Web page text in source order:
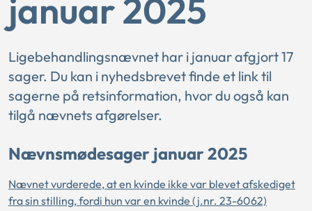
januar 2025
Ligebehandlingsnævnet har i januar afgjort 17
sager. Du kan i nyhedsbrevet finde et link til
sagerne på retsinformation, hvor du også kan
tilgå nævnets afgørelser.
Nævnsmødesager januar 2025
Nævnet vurderede, at en kvinde ikke var blevet afskediget
fra sin stilling, fordi hun var en kvinde (j.nr. 23-6062)